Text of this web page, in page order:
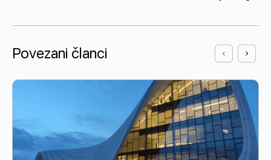
Povezani članci